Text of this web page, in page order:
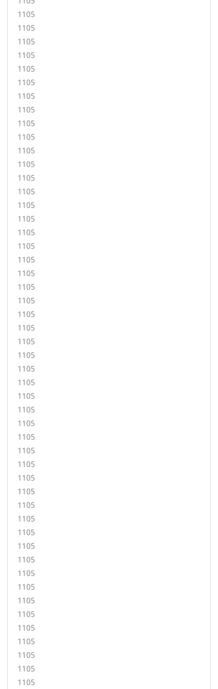
1105
1105
1105
1105
1105
1105
1105
1105
1105
1105
1105
1105
1105
1105
1105
1105
1105
1105
1105
1105
1105
1105
1105
1105
1105
1105
1105
1105
1105
1105
1105
1105
1105
1105
1105
1105
1105
1105
1105
1105
1105
1105
1105
1105
1105
1105
1105
1105
1105
1105